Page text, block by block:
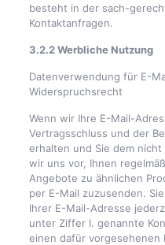
besteht in der sach-
Kontaktanfragen.
3.2.2 Werbliche Nutzung
Datenverwendung für E-
Widerspruchsrecht
Wenn wir Ihre E-Mail-
Vertragsschluss und der
erhalten und Sie dem
wir uns vor, Ihnen
Angebote zu ähnlichen
per E-Mail zuzusenden.
Ihrer E-Mail-Adresse
unter Ziffer I. genannte
einen dafür vorgesehenen